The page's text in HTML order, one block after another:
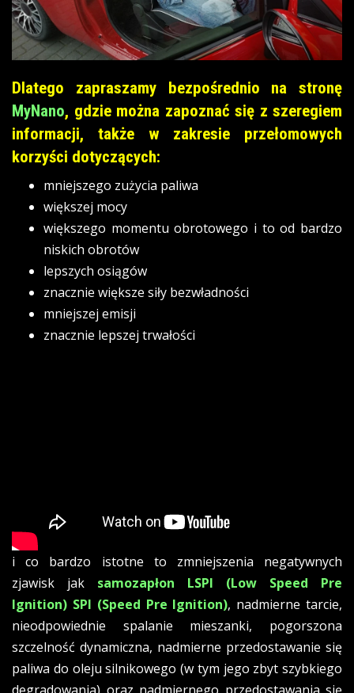
Dlatego zapraszamy bezpośrednio na stronę
MyNano, gdzie można zapoznać się z szeregiem
informacji, także w zakresie przełomowych
korzyści dotyczących:
mniejszego zużycia paliwa
większej mocy
większego momentu obrotowego i to od bardzo
niskich obrotów
lepszych osiągów
znacznie większe siły bezwładności
mniejszej emisji
znacznie lepszej trwałości
i co bardzo istotne to zmniejszenia negatywnych
zjawisk jak samozapłon LSPI (Low Speed Pre
Ignition) SPI (Speed Pre Ignition), nadmierne tarcie,
nieodpowiednie spalanie mieszanki, pogorszona
szczelność dynamiczna, nadmierne przedostawanie się
paliwa do oleju silnikowego (w tym jego zbyt szybkiego
degradowania) oraz nadmiernego przedostawania się